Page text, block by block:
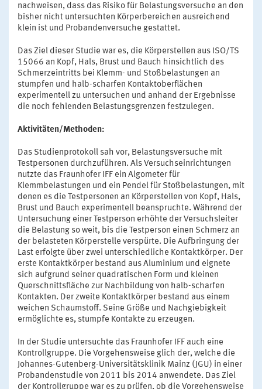
nachweisen, dass das Risiko für Belastungsversuche an den
bisher nicht untersuchten Körperbereichen ausreichend
klein ist und Probandenversuche gestattet.
Das Ziel dieser Studie war es, die Körperstellen aus ISO/TS
15066 an Kopf, Hals, Brust und Bauch hinsichtlich des
Schmerzeintritts bei Klemm- und Stoßbelastungen an
stumpfen und halb-scharfen Kontaktoberflächen
experimentell zu untersuchen und anhand der Ergebnisse
die noch fehlenden Belastungsgrenzen festzulegen.
Aktivitäten/Methoden:
Das Studienprotokoll sah vor, Belastungsversuche mit
Testpersonen durchzuführen. Als Versuchseinrichtungen
nutzte das Fraunhofer IFF ein Algometer für
Klemmbelastungen und ein Pendel für Stoßbelastungen, mit
denen es die Testpersonen an Körperstellen von Kopf, Hals,
Brust und Bauch experimentell beanspruchte. Während der
Untersuchung einer Testperson erhöhte der Versuchsleiter
die Belastung so weit, bis die Testperson einen Schmerz an
der belasteten Körperstelle verspürte. Die Aufbringung der
Last erfolgte über zwei unterschiedliche Kontaktkörper. Der
erste Kontaktkörper bestand aus Aluminium und eignete
sich aufgrund seiner quadratischen Form und kleinen
Querschnittsfläche zur Nachbildung von halb-scharfen
Kontakten. Der zweite Kontaktkörper bestand aus einem
weichen Schaumstoff. Seine Größe und Nachgiebigkeit
ermöglichte es, stumpfe Kontakte zu erzeugen.
In der Studie untersuchte das Fraunhofer IFF auch eine
Kontrollgruppe. Die Vorgehensweise glich der, welche die
Johannes-Gutenberg-Universitätsklinik Mainz (JGU) in einer
Probandenstudie von 2011 bis 2014 anwendete. Das Ziel
der Kontrollgruppe war es zu prüfen, ob die Vorgehensweise